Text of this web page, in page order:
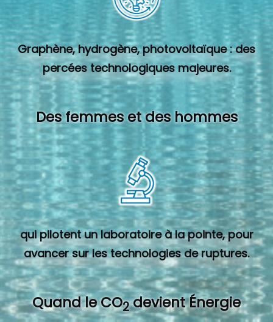
Graphène, hydrogène, photovoltaïque : des
percées technologiques majeures.
Des femmes et des hommes
qui pilotent un laboratoire à la pointe, pour
avancer sur les technologies de ruptures.
Quand le CO2devient Énergie